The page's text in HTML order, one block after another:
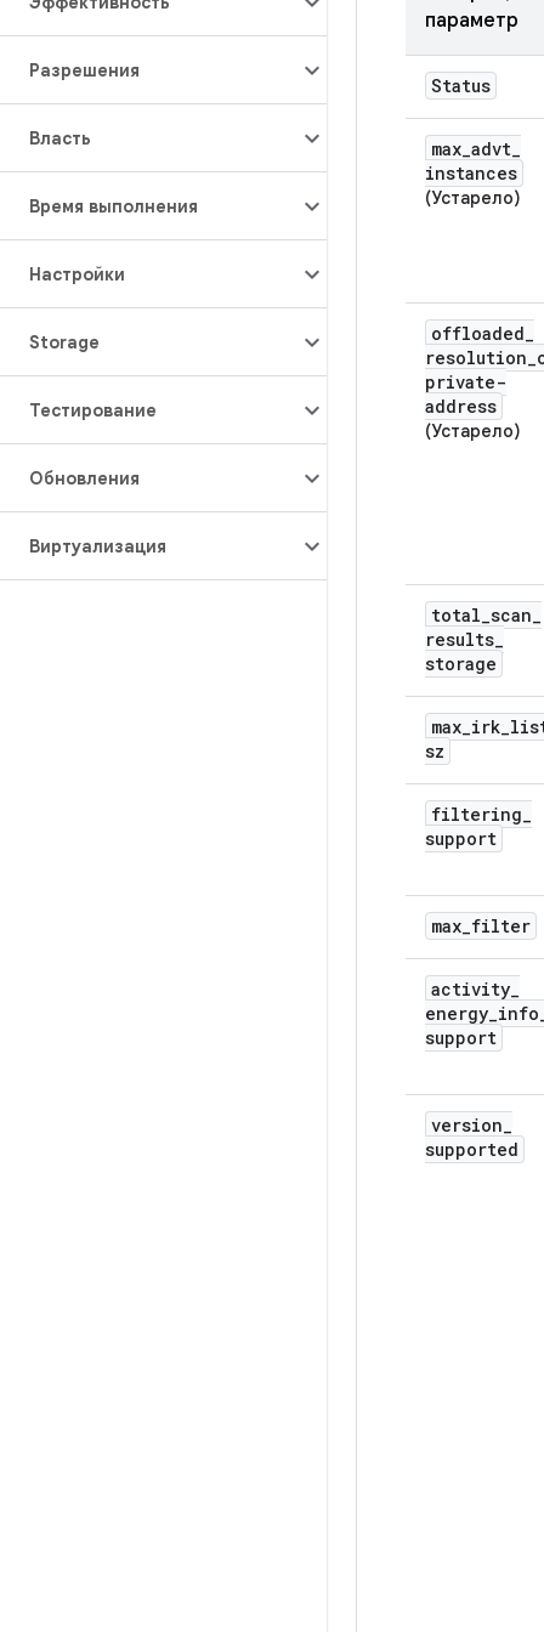
Разрешения
Власть
Время выполнения
Настройки
Storage
Тестирование
Обновления
Виртуализация
параметр
Status
max_advt_
instances
(Устарело)
offloaded_
resolution_
private-
address
(Устарело)
total_scan_
results_
storage
max_irk_
sz
filtering_
support
max_filter
activity_
energy_info
support
version_
supported